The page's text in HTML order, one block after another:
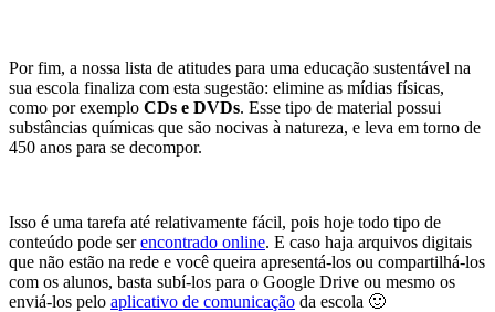
Por fim, a nossa lista de atitudes para uma educação sustentável na
sua escola finaliza com esta sugestão: elimine as mídias físicas,
como por exemplo CDs e DVDs. Esse tipo de material possui
substâncias químicas que são nocivas à natureza, e leva em torno de
450 anos para se decompor.
Isso é uma tarefa até relativamente fácil, pois hoje todo tipo de
conteúdo pode serencontrado online. E caso haja arquivos digitais
que não estão na rede e você queira apresentá-los ou compartilhá-los
com os alunos, basta subí-los para o Google Drive ou mesmo os
enviá-los pelo aplicativo de comunicação da escola 🙂